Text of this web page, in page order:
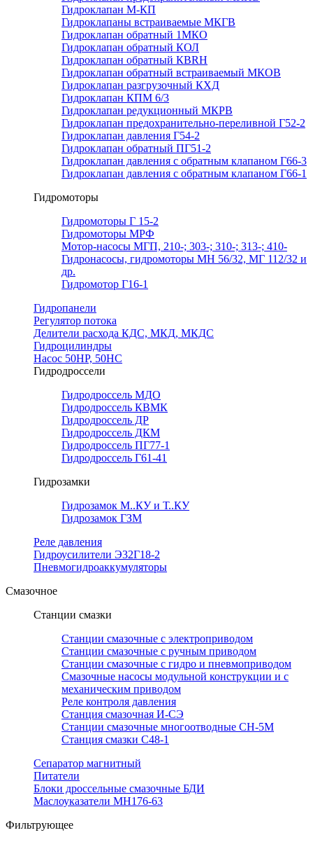
Гидроклапан М-КП
Гидроклапаны встраиваемые МКГВ
Гидроклапан обратный 1МКО
Гидроклапан обратный КОЛ
Гидроклапан обратный КВRН
Гидроклапан обратный встраиваемый МКОВ
Гидроклапан разгрузочный КХД
Гидроклапан КПМ 6/3
Гидроклапан редукционный МКРВ
Гидроклапан предохранительно-переливной Г52-2
Гидроклапан давления Г54-2
Гидроклапан обратный ПГ51-2
Гидроклапан давления с обратным клапаном Г66-3
Гидроклапан давления с обратным клапаном Г66-1
Гидромоторы
Гидромоторы Г 15-2
Гидромоторы МРФ
Мотор-насосы МГП, 210-; 303-; 310-; 313-; 410-
Гидронасосы, гидромоторы МН 56/32, МГ 112/32 и
др.
Гидромотор Г16-1
Гидропанели
Регулятор потока
Делители расхода КДС, МКД, МКДС
Гидроцилиндры
Насос 50НР, 50НС
Гидродроссели
Гидродроссель МДО
Гидродроссель КВМК
Гидродроссель ДР
Гидродроссель ДКМ
Гидродроссель ПГ77-1
Гидродроссель Г61-41
Гидрозамки
Гидрозамок М..КУ и Т..КУ
Гидрозамок ГЗМ
Реле давления
Гидроусилители Э32Г18-2
Пневмогидроаккумуляторы
Смазочное
Станции смазки
Станции смазочные с электроприводом
Станции смазочные с ручным приводом
Станции смазочные с гидро и пневмоприводом
Смазочные насосы модульной конструкции и с
механическим приводом
Реле контроля давления
Станция смазочная И-СЭ
Станции смазочные многоотводные СН-5М
Станция смазки С48-1
Сепаратор магнитный
Питатели
Блоки дроссельные смазочные БДИ
Маслоуказатели МН176-63
Фильтрующее